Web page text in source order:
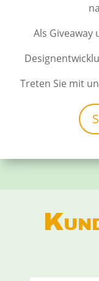
Als
Treten Sie mit